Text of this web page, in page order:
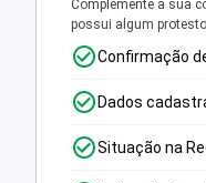
Complemente a sua
possui algum
Confirmação
Dados
Situação na